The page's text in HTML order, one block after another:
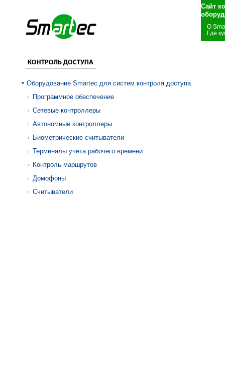
Сайт
О
Где
Оборудование Smartec для систем контроля доступа
Программное обеспечение
Сетевые контроллеры
Автономные контроллеры
Биометрические считыватели
Терминалы учета рабочего времени
Контроль маршрутов
Домофоны
Считыватели